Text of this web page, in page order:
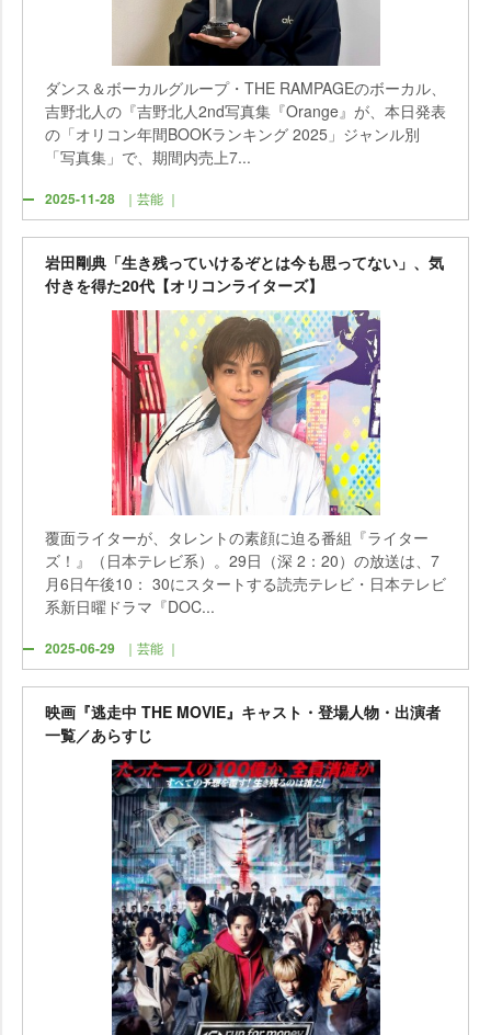
ダンス＆ボーカルグループ・THE RAMPAGEのボーカル、
吉野北人の『吉野北人2nd写真集『Orange』が、本日発表
の「オリコン年間BOOKランキング 2025」ジャンル別
「写真集」で、期間内売上7...
2025-11-28 ｜芸能 ｜
田剛典「生き残っていけるぞとは今も思ってない」、気
付きを得た20代【オリコンライターズ】
覆面ライターが、タレントの素顔に迫る番組『ライター
ズ！』（日本テレビ系）。29日（深 2：20）の放送は、7
月6日午後10： 30にスタートする読売テレビ・日本テレビ
系新日曜ドラマ『DOC...
2025-06-29 ｜芸能 ｜
映画『逃走中 THE MOVIE』キャスト・登場人物・出演者
一覧／あらすじ